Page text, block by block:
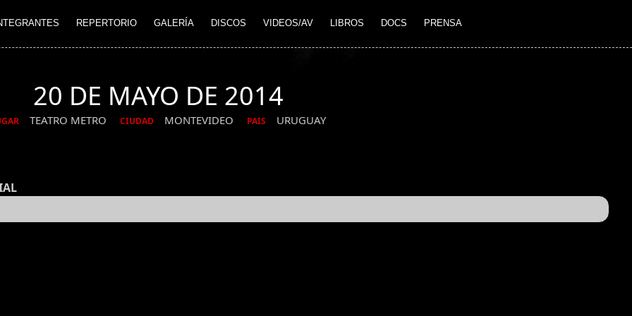
REPERTORIO GALERÍA DISCOS VIDEOS/AV LIBROS DOCS PRENSA
20 DE MAYO DE 2014
TEATRO METRO CIUDAD MONTEVIDEO PAIS URUGUAY